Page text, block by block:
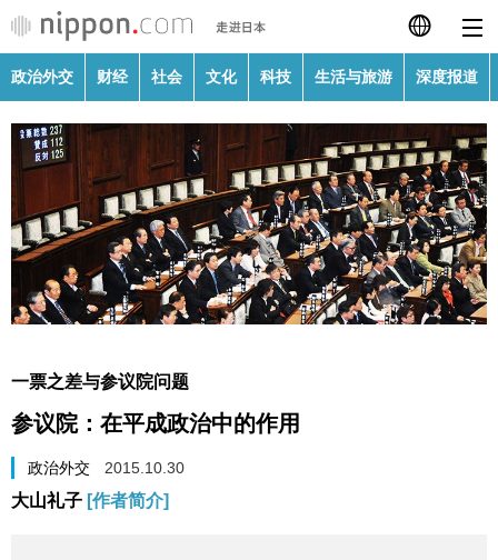
日本語
English
繁體字
Français
Español
政治外交
财经
科技
政治外交 财经 社会 文化 科技 生活与旅游 深度报道
一票之差与参议院问题
参议院：在平成政治中的作用
政治外交 2015.10.30
大山礼子 [作者简介]